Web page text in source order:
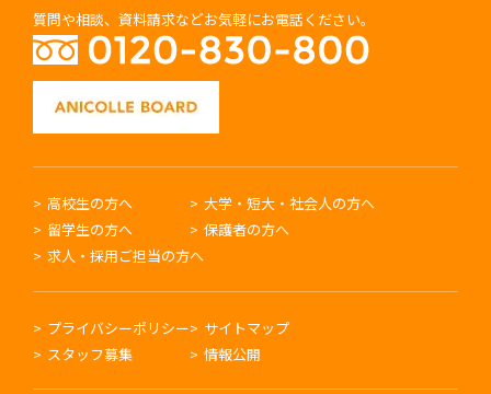
質問や相談、資料請求などお気軽にお電話ください。
高校生の方へ
大学・短大・社会人の方へ
留学生の方へ
保護者の方へ
求人・採用ご担当の方へ
プライバシーポリシー
サイトマップ
スタッフ募集
情報公開